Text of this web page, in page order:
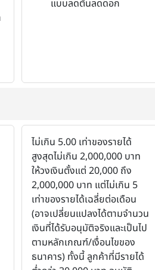
แบบลดต้นลดดอก
ไม่เกิน 5.00 เท่าของรายได้
สูงสุดไม่เกิน 2,000,000 บาท
ให้วงเงินตั้งแต่ 20,000 ถึง
2,000,000 บาท แต่ไม่เกิน 5
เท่าของรายได้เฉลี่ยต่อเดือน
(อาจเปลี่ยนแปลงได้ตามจำนวน
เงินที่ได้รับอนุมัติจริงและเป็นไป
ตามหลักเกณฑ์/เงื่อนไขของ
ธนาคาร) ทั้งนี้ ลูกค้าที่มีรายได้